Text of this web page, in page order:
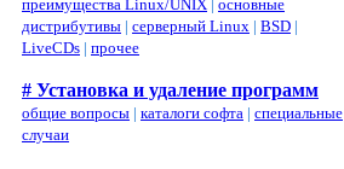
преимущества Linux/UNIX | основные
дистрибутивы | серверный Linux | BSD |
LiveCDs | прочее
# Установка и удаление программ
общие вопросы | каталоги софта | специальные
случаи